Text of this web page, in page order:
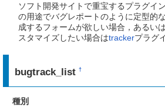
ソフト開発サイトで重宝するプラグイ
の用途でバグレポートのように定型的
成するフォームが欲しい場合，あるい
スタマイズしたい場合はtrackerプラグ
bugtrack_list†
種別